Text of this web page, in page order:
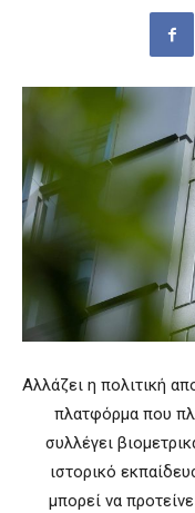
Aλλάζει η πολιτική
πλατφόρμα που
συλλέγει
ιστορικό
μπορεί να